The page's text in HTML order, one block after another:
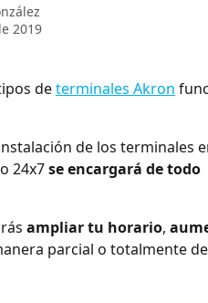
2019
de terminales Akron
24x7 se encargará de todo
ampliar tu horario,
parcial o totalmente